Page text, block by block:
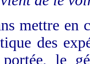
mettre en
des
le